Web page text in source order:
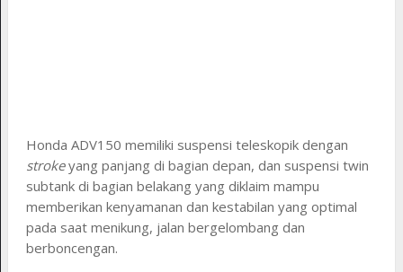
Honda ADV150 memiliki suspensi teleskopik dengan
strokeyang panjang di bagian depan, dan suspensi twin
subtank di bagian belakang yang diklaim mampu
memberikan kenyamanan dan kestabilan yang optimal
pada saat menikung, jalan bergelombang dan
berboncengan.